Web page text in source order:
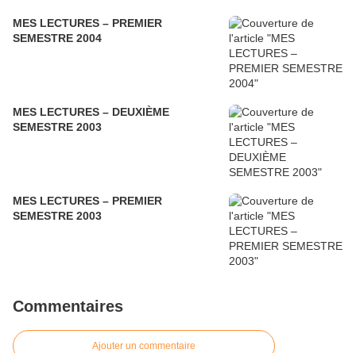
MES LECTURES – PREMIER
SEMESTRE 2004
MES LECTURES – DEUXIÈME
SEMESTRE 2003
MES LECTURES – PREMIER
SEMESTRE 2003
Commentaires
Ajouter un commentaire